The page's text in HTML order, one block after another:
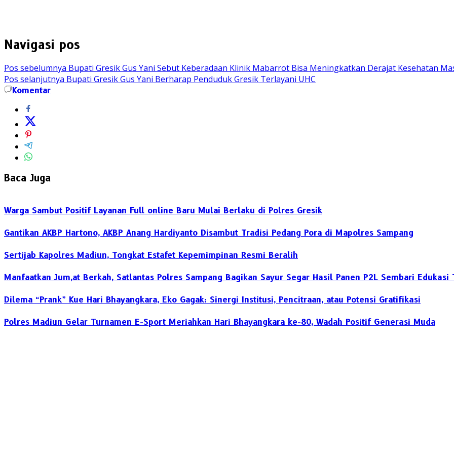
Navigasi pos
Pos sebelumnya Bupati Gresik Gus Yani Sebut Keberadaan Klinik Mabarrot Bisa Meningkatkan Derajat Kesehatan
Pos selanjutnya Bupati Gresik Gus Yani Berharap Penduduk Gresik Terlayani UHC
Komentar
Baca Juga
Warga Sambut Positif Layanan Full online Baru Mulai Berlaku di Polres Gresik
Gantikan AKBP Hartono, AKBP Anang Hardiyanto Disambut Tradisi Pedang Pora di Mapolres Sampang
Sertijab Kapolres Madiun, Tongkat Estafet Kepemimpinan Resmi Beralih
Manfaatkan Jum,at Berkah, Satlantas Polres Sampang Bagikan Sayur Segar Hasil Panen P2L Sembari
Dilema “Prank” Kue Hari Bhayangkara, Eko Gagak: Sinergi Institusi, Pencitraan, atau Potensi Gratifikasi
Polres Madiun Gelar Turnamen E-Sport Meriahkan Hari Bhayangkara ke-80, Wadah Positif Generasi Muda